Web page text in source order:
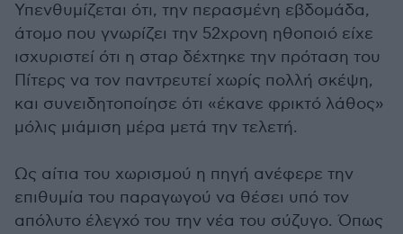
Υπενθυμίζεται ότι, την περασμένη εβδομάδα,
άτομο που γνωρίζει την 52χρονη ηθοποιό είχε
ισχυριστεί ότι η σταρ δέχτηκε την πρόταση του
Πίτερς να τον παντρευτεί χωρίς πολλή σκέψη,
και συνειδητοποίησε ότι «έκανε φρικτό λάθος»
μόλις μιάμιση μέρα μετά την τελετή.
Ως αίτια του χωρισμού η πηγή ανέφερε την
επιθυμία του παραγωγού να θέσει υπό τον
απόλυτο έλεγχό του την νέα του σύζυγο. Όπως